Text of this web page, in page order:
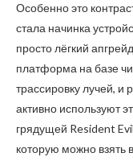
Особенно это
стала начинка
просто лёгкий
платформа на базе
трассировку лучей, и
активно используют
грядущей Resident
которую можно взять